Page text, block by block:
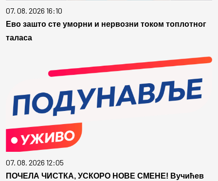
07. 08. 2026 16:10
Ево зашто сте уморни и нервозни током топлотног
таласа
07. 08. 2026 12:05
ПОЧЕЛА ЧИСТКА, УСКОРО НОВЕ СМЕНЕ! Вучићев